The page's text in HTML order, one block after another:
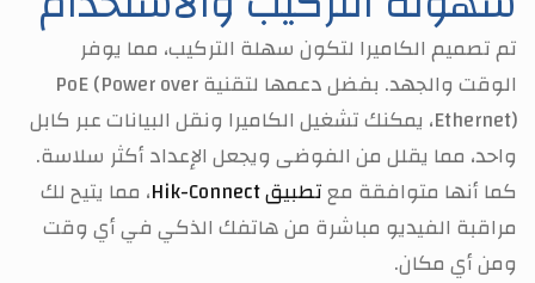
تم تصميم الكاميرا لتكون سهلة التركيب، مما يوفر
الوقت والجهد. بفضل دعمها لتقنية PoE (Power over
Ethernet)، يمكنك تشغيل الكاميرا ونقل البيانات عبر كابل
واحد، مما يقلل من الفوضى ويجعل الإعداد أكثر سلاسة.
كما أنها متوافقة معتطبيق Hik-Connect
، مما يتيح لك
مراقبة الفيديو مباشرة من هاتفك الذكي في أي وقت
ومن أي مكان.